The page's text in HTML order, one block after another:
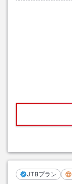
JTBプラン